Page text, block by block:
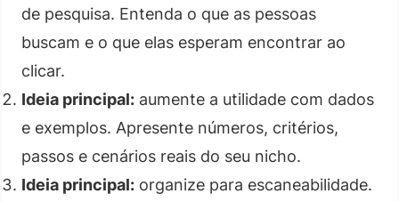
de pesquisa. Entenda o que as pessoas
buscam e o que elas esperam encontrar ao
clicar.
Ideia principal: aumente a utilidade com dados
e exemplos. Apresente números, critérios,
passos e cenários reais do seu nicho.
Ideia principal: organize para escaneabilidade.